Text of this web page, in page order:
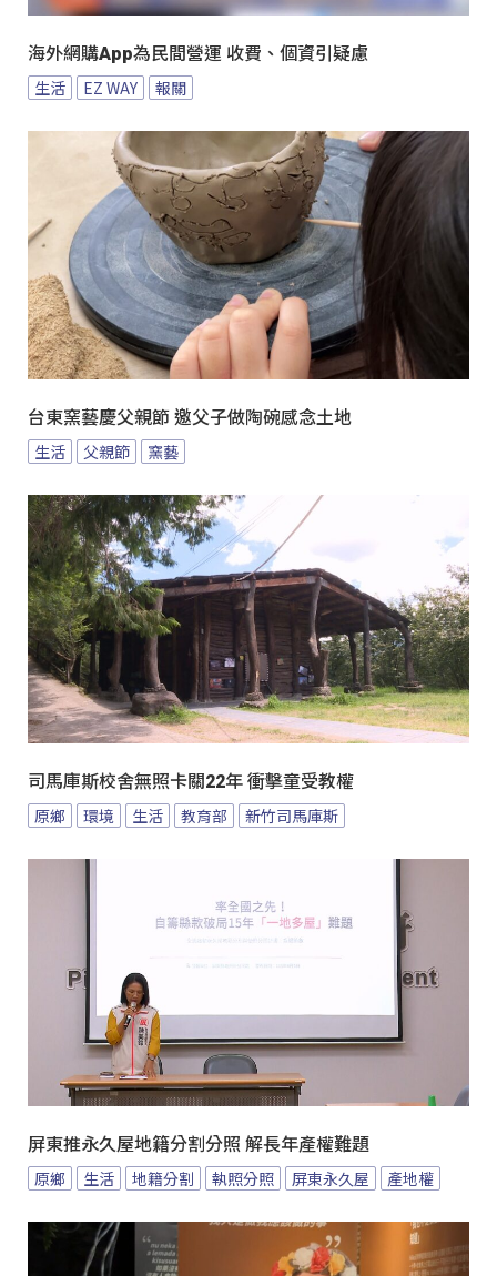
海外網購App為民間營運 收費、個資引疑慮
生活 EZ WAY 報關
台東窯藝慶父親節 邀父子做陶碗感念土地
生活 父親節 窯藝
司馬庫斯校舍無照卡關22年 衝擊童受教權
原鄉 環境 生活 教育部 新竹司馬庫斯
屏東推永久屋地籍分割分照 解長年產權難題
原鄉 生活 地籍分割 執照分照 屏東永久屋 產地權